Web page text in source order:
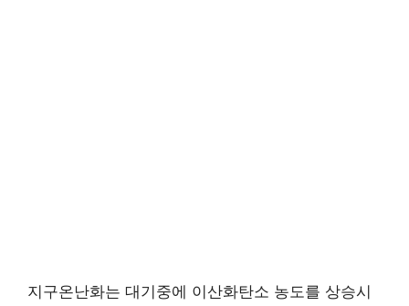
지구온난화는 대기중에 이산화탄소 농도를 상승시